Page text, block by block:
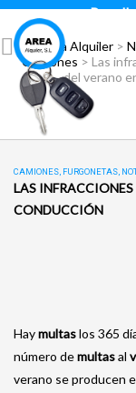
Para
Área Alquiler>
Camiones > Las
del verano
CAMIONES FURGONETAS
LAS
CONDUCCIÓN
Haymultaslos 365
número demultasal
verano se producen